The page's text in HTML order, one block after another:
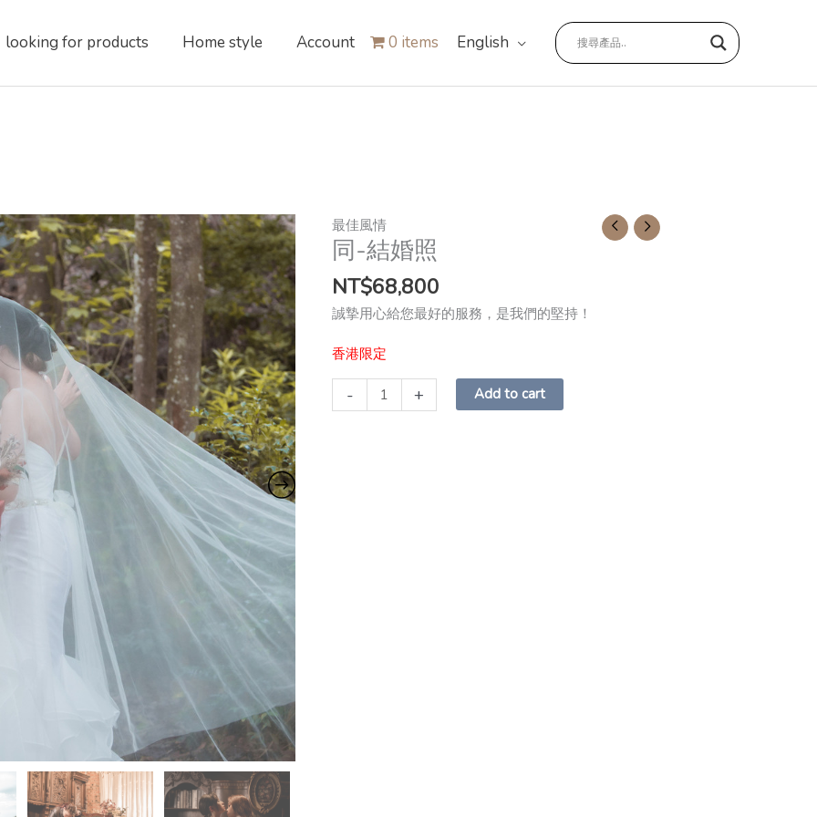
looking for products Home style Account 0 items English
最佳風情
同-結婚照
NT$68,800
誠摯用心給您最好的服務，是我們的堅持！
香港限定
-
同-
結
照
quantity
+ Add to cart